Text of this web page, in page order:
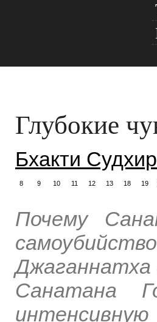
Глубокие
Бхакти
8 9 10 11 12 13 18 19
Почему
Санатана